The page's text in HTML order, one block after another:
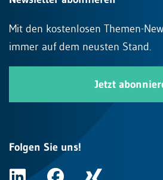
Mit den kostenlosen Themen-
immer auf dem neusten Stand.
Jetzt
Folgen Sie uns!